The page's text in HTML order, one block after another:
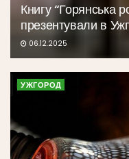
Книгу “Горянська
презентували в
06.12.2025
УЖГОРОД